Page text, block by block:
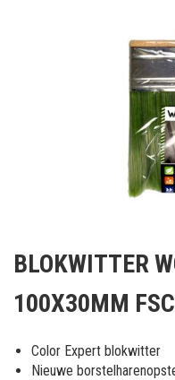
het
van
afbeeldingen-
gallerij
BLOKWITTER
100X30MM
Color Expert blokwitter
Nieuwe